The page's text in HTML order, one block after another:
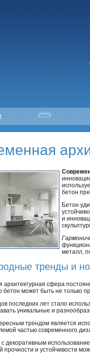
бетон
Бетон
и
металл,
тренды и
сфера
бетон может быть не только
последних лет стало
уникальные и
трендом является
частью современного
декоративным
прочности и устойчивости